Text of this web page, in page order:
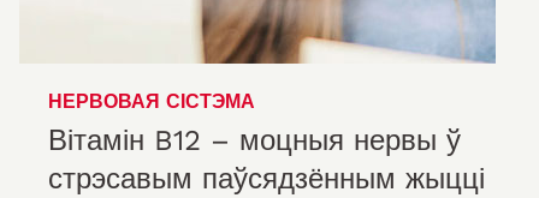
НЕРВОВАЯ СІСТЭМА
Вітамін B12 – моцныя нервы ў
стрэсавым паўсядзённым жыцці